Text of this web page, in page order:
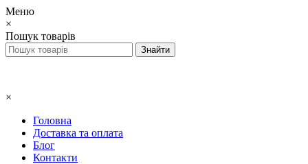
Меню
×
Пошук товарів
×
Головна
Доставка та оплата
Блог
Контакти